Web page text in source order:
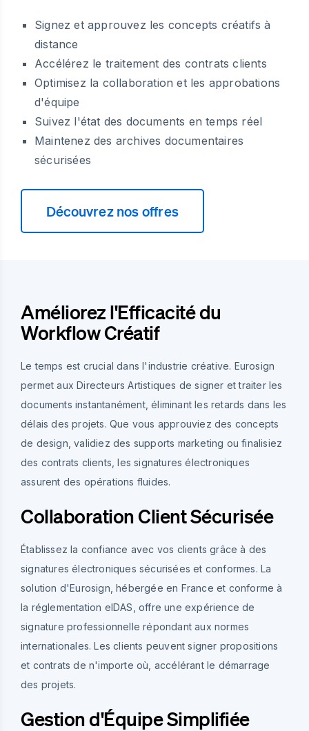
Signez et approuvez les concepts créatifs à
distance
Accélérez le traitement des contrats clients
Optimisez la collaboration et les approbations
d'équipe
Suivez l'état des documents en temps réel
Maintenez des archives documentaires
sécurisées
Découvrez nos offres
Améliorez l'Efficacité du
Workflow Créatif
Le temps est crucial dans l'industrie créative. Eurosign
permet aux Directeurs Artistiques de signer et traiter les
documents instantanément, éliminant les retards dans les
délais des projets. Que vous approuviez des concepts
de design, validiez des supports marketing ou finalisiez
des contrats clients, les signatures électroniques
assurent des opérations fluides.
Collaboration Client Sécurisée
Établissez la confiance avec vos clients grâce à des
signatures électroniques sécurisées et conformes. La
solution d'Eurosign, hébergée en France et conforme à
la réglementation eIDAS, offre une expérience de
signature professionnelle répondant aux normes
internationales. Les clients peuvent signer propositions
et contrats de n'importe où, accélérant le démarrage
des projets.
Gestion d'Équipe Simplifiée